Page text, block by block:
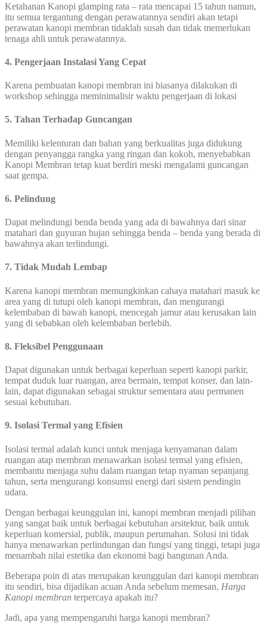
Ketahanan Kanopi glamping rata – rata mencapai 15 tahun namun,
itu semua tergantung dengan perawatannya sendiri akan tetapi
perawatan kanopi membran tidaklah susah dan tidak memerlukan
tenaga ahli untuk perawatannya.
4. Pengerjaan Instalasi Yang Cepat
Karena pembuatan kanopi membran ini biasanya dilakukan di
workshop sehingga meminimalisir waktu pengerjaan di lokasi
5. Tahan Terhadap Guncangan
Memiliki kelenturan dan bahan yang berkualitas juga didukung
dengan penyangga rangka yang ringan dan kokoh, menyebabkan
Kanopi Membran tetap kuat berdiri meski mengalami guncangan
saat gempa.
6. Pelindung
Dapat melindungi benda benda yang ada di bawahnya dari sinar
matahari dan guyuran hujan sehingga benda – benda yang berada di
bawahnya akan terlindungi.
7. Tidak Mudah Lembap
Karena kanopi membran memungkinkan cahaya matahari masuk ke
area yang di tutupi oleh kanopi membran, dan mengurangi
kelembaban di bawah kanopi, mencegah jamur atau kerusakan lain
yang di sebabkan oleh kelembaban berlebih.
8. Fleksibel Penggunaan
Dapat digunakan untuk berbagai keperluan seperti kanopi parkir,
tempat duduk luar ruangan, area bermain, tempat konser, dan lain-
lain, dapat digunakan sebagai struktur sementara atau permanen
sesuai kebutuhan.
9. Isolasi Termal yang Efisien
Isolasi termal adalah kunci untuk menjaga kenyamanan dalam
ruangan atap membran menawarkan isolasi termal yang efisien,
membantu menjaga suhu dalam ruangan tetap nyaman sepanjang
tahun, serta mengurangi konsumsi energi dari sistem pendingin
udara.
Dengan berbagai keunggulan ini, kanopi membran menjadi pilihan
yang sangat baik untuk berbagai kebutuhan arsitektur, baik untuk
keperluan komersial, publik, maupun perumahan. Solusi ini tidak
hanya menawarkan perlindungan dan fungsi yang tinggi, tetapi juga
menambah nilai estetika dan ekonomi bagi bangunan Anda.
Beberapa poin di atas merupakan keunggulan dari kanopi membran
itu sendiri, bisa dijadikan acuan Anda sebelum memesan, Harga
Kanopi membran terpercaya apakah itu?
Jadi, apa yang mempengaruhi harga kanopi membran?